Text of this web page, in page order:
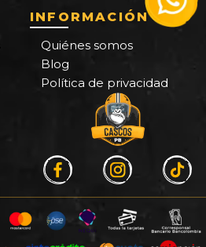
INFORMACIÓN
Quiénes somos
Blog
Política de privacidad